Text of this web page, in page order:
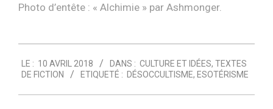
Photo d’entête : « Alchimie » par Ashmonger.
04-
10
LE : 10 AVRIL 2018 DANS : CULTURE ET IDÉES, TEXTES
DE FICTION
ETIQUETÉ : DÉSOCCULTISME, ESOTÉRISME